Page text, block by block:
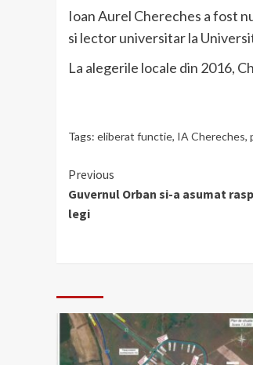
Ioan Aurel Chereches a fost
si lector universitar la
La alegerile locale din 2016,
Tags: eliberat functie, IA Chereches,
Continue
Reading
Previous
Guvernul Orban si-a asumat
legi